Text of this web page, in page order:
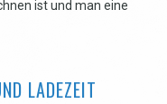
ist und man eine
LADEZEIT